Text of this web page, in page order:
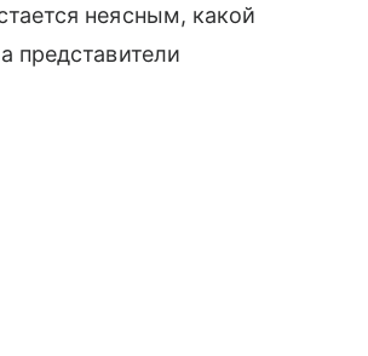
неясным, какой
представители